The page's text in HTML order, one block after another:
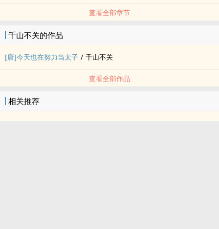
查看全部章节
千山不关的作品
[唐]今天也在努力当太子 / 千山不关
查看全部作品
相关推荐